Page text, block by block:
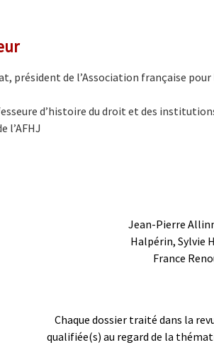
président de l’Association française pour
d’histoire du droit et des
l’AFHJ
Jean-Pierre
Halpérin, Sylvie
France
Chaque dossier traité dans la
qualifiée(s) au regard de la